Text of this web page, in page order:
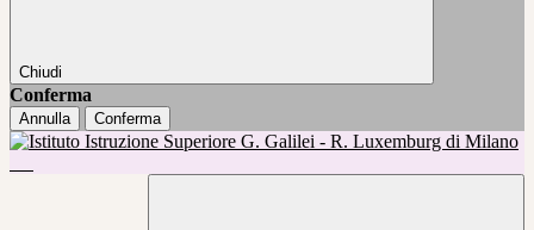
Chiudi
Conferma
Annulla Conferma